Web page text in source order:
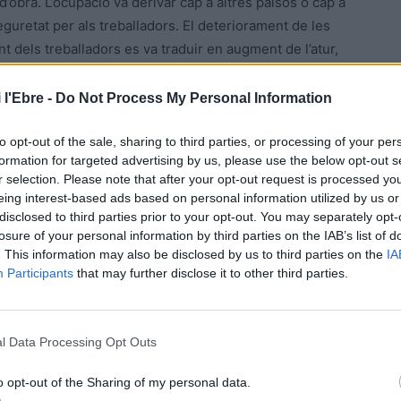
l'Ebre - Do Not Process My Personal Information
opt-out of the sale, sharing to third parties, or processing of your
for targeted advertising by us, please use the below opt-out
selection. Please note that after your opt-out request is processed
interest-based ads based on personal information utilized by us
to third parties prior to your opt-out. You may separately
of your personal information by third parties on the IAB’s list of
This information may also be disclosed by us to third parties on the
Participants that may further disclose it to other third parties.
Data Processing Opt Outs
opt-out of the Sharing of my personal data.
per als treballadors. El deteriorament de les
treballadors es va traduir en augment de l’atur,
laboral, subocupació i segmentació esglaonada
agrícola.
procés de creació de valor. Al mateix temps, però,
qualificació) més vulnerables, ja que s’han convertit
on no se sap bé qui pren les decisions clau. La
i inestable es combina amb l’especificitat de les
anys 80 els sindicats holandesos van acceptar noves
a temps parcial i eventuals havien de rebre plena
pensions d’incapacitat, atur i jubilació, i les dones,
parcial, havien de gaudir de subsidis per a la cura
políticament a debilitar els sindicats.
com abans, el compromís d’ocupació futura. El
cicle vital va entrar en decadència, a escala
d’aquest model d’ocupació és una menor